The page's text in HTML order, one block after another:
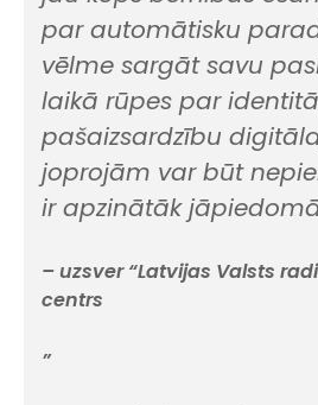
par automātisku
vēlme sargāt savu
laikā rūpes par
pašaizsardzību
joprojām var būt
ir apzinātāk
– uzsver “Latvijas Valsts
centrs
”